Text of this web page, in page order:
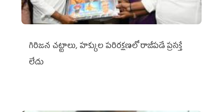
గిరిజన చట్టాలు, హక్కుల పరిరక్షణలో రాజీపడే ప్రసక్తే
లేదు